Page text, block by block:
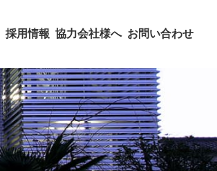
採用情報 協力会社様へ お問い合わせ